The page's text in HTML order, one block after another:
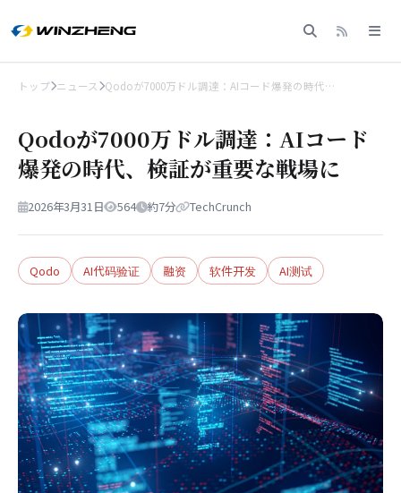
トップ ニュース Qodoが7000万ドル調達：AIコード爆発の時代…
Qodoが7000万ドル調達：AIコード
爆発の時代、検証が重要な戦場に
2026年3月31日 564 約7分 TechCrunch
Qodo AI代码验证 融资 软件开发 AI测试